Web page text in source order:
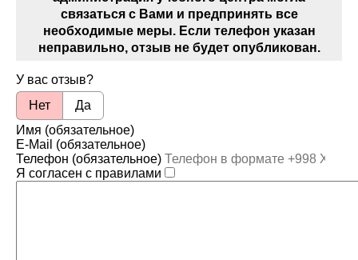
связаться с Вами и предпринять все
необходимые меры. Если телефон указан
неправильно, отзыв не будет опубликован.
У вас отзыв?
Нет
Да
Имя (обязательное)
E-Mail (обязательное)
Телефон (обязательное)
Я согласен с правилами